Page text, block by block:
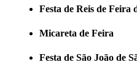
Festa de Reis de Feira
Micareta de Feira
Festa de São João de